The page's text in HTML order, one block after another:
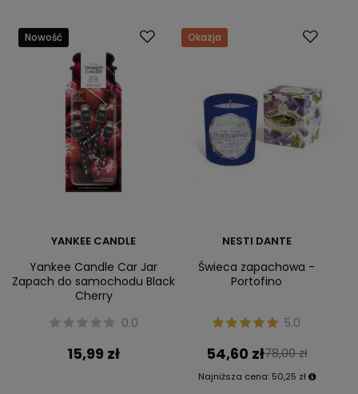
Nowość
YANKEE CANDLE
Yankee Candle Car Jar
Zapach do samochodu Black
Cherry
0.0
15,99 zł
Okazja
NESTI DANTE
Świeca zapachowa -
Portofino
5.0
54,60 zł78,00 zł
Najniższa cena: 50,25 zł